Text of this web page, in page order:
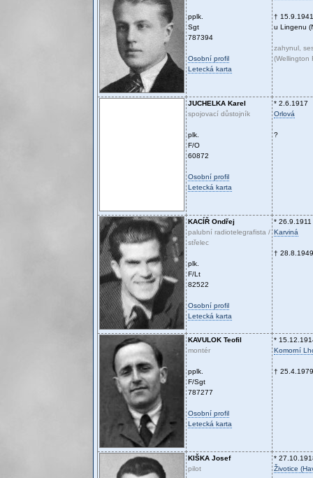
pplk.
Sgt
787394
Osobní profil
Letecká karta
† 15.9.1941
u Lingenu
zahynul,
(Wellington
JUCHELKA Karel
spojovací důstojník
plk.
F/O
60872
Osobní profil
Letecká karta
* 2.6.1917
Orlová
?
KACÍŘ Ondřej
palubní radiotelegrafista /
střelec
plk.
F/Lt
82522
Osobní profil
Letecká karta
* 26.9.1911
Karviná
† 28.8.1949
KAVULOK Teofil
montér
pplk.
F/Sgt
787277
Osobní profil
Letecká karta
*
Komorní
† 25.4.1979
KIŠKA Josef
pilot
*
Životice